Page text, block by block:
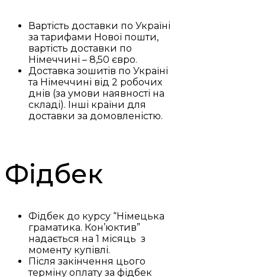
Вартість доставки по Україні
за тарифами Нової пошти,
вартість доставки по
Німеччині – 8,50 євро.
Доставка зошитів по Україні
та Німеччині від 2 робочих
днів (за умови наявності на
складі). Інші країни для
доставки за домовленістю.
Фідбек
Фідбек до курсу “Німецька
граматика. Кон’юктив”
надається на 1 місяць з
моменту купівлі.
Після закінчення цього
терміну оплату за фідбек